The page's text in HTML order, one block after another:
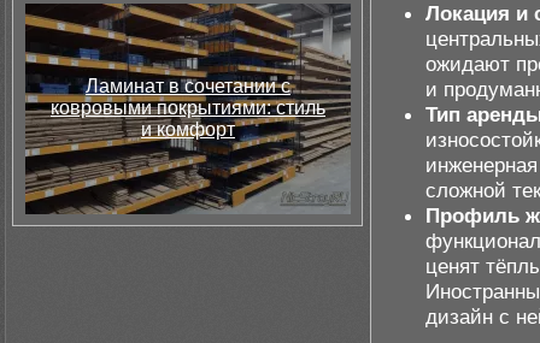
Ламинат в сочетании с
ковровыми покрытиями: стиль
и комфорт
Локация и
ожидают
и
Тип
сложной
Профиль
ценят
дизайн с